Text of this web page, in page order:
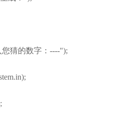
您猜的数字：----");